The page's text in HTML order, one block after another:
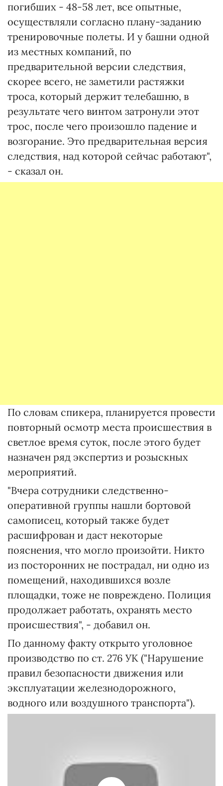
погибших - 48-58 лет, все опытные,
осуществляли согласно плану-заданию
тренировочные полеты. И у башни одной
из местных компаний, по
предварительной версии следствия,
скорее всего, не заметили растяжки
троса, который держит телебашню, в
результате чего винтом затронули этот
трос, после чего произошло падение и
возгорание. Это предварительная версия
следствия, над которой сейчас работают",
- сказал он.
По словам спикера, планируется провести
повторный осмотр места происшествия в
светлое время суток, после этого будет
назначен ряд экспертиз и розыскных
мероприятий.
"Вчера сотрудники следственно-
оперативной группы нашли бортовой
самописец, который также будет
расшифрован и даст некоторые
пояснения, что могло произойти. Никто
из посторонних не пострадал, ни одно из
помещений, находившихся возле
площадки, тоже не повреждено. Полиция
продолжает работать, охранять место
происшествия", - добавил он.
По данному факту открыто уголовное
производство по ст. 276 УК ("Нарушение
правил безопасности движения или
эксплуатации железнодорожного,
водного или воздушного транспорта").